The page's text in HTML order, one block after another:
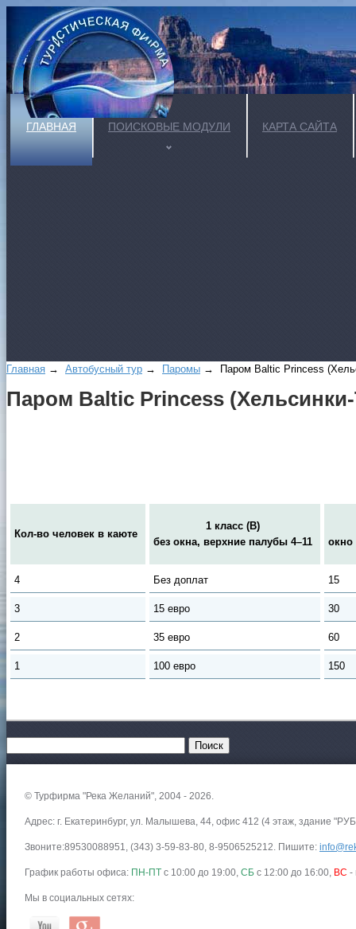
ГЛАВНАЯ ПОИСКОВЫЕ МОДУЛИ КАРТА САЙТА
Главная → Автобусный тур → Паромы → Паром Baltic Princess
Паром Baltic Princess
Кол-во человек в каюте
1 класс (В)
без окна, верхние палубы 4–11
окно
4 Без доплат 15
3 15 евро 30
2 35 евро 60
1 100 евро 150
© Турфирма "Река Желаний", 2004 - 2026.
Адрес: г. Екатеринбург, ул. Малышева, 44, офис 412 (4 этаж, здание
Звоните:89530088951, (343) 3-59-83-80, 8-9506525212. Пишите:
График работы офиса: ПН-ПТ с 10:00 до 19:00, СБ с 12:00 до 16:00, ВС -
Мы в социальных сетях: